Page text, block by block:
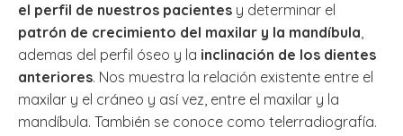
el perfil de nuestros pacientes y determinar el
patrón de crecimiento del maxilar y la mandíbula,
ademas del perfil óseo y la inclinación de los dientes
anteriores. Nos muestra la relación existente entre el
maxilar y el cráneo y así vez, entre el maxilar y la
mandíbula. También se conoce como telerradiografía.